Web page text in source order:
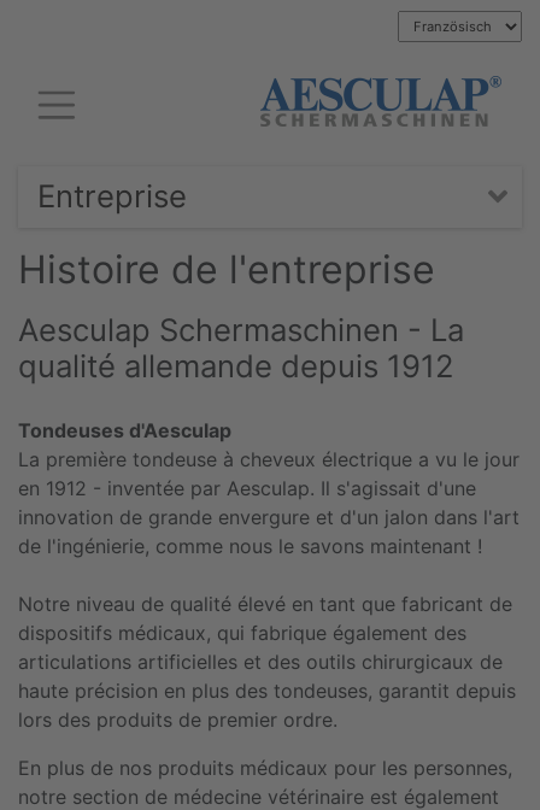
Entreprise
Histoire de l'entreprise
Aesculap Schermaschinen - La
qualité allemande depuis 1912
Tondeuses d'Aesculap
La première tondeuse à cheveux électrique a vu le jour
en 1912 - inventée par Aesculap. Il s'agissait d'une
innovation de grande envergure et d'un jalon dans l'art
de l'ingénierie, comme nous le savons maintenant !
Notre niveau de qualité élevé en tant que fabricant de
dispositifs médicaux, qui fabrique également des
articulations artificielles et des outils chirurgicaux de
haute précision en plus des tondeuses, garantit depuis
lors des produits de premier ordre.
En plus de nos produits médicaux pour les personnes,
notre section de médecine vétérinaire est également